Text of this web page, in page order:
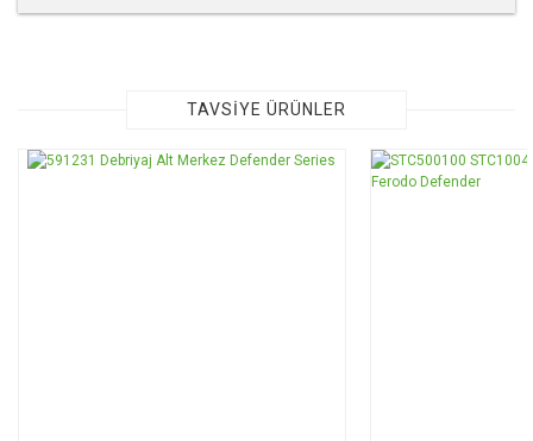
Görüş ve önerileriniz için teşekkür ederiz.
Ürün resmi kalitesiz, bozuk veya görüntülenemiyor.
TAVSİYE ÜRÜNLER